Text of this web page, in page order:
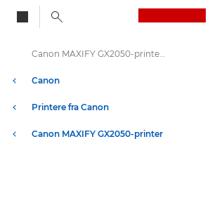
Canon
Printere fra Canon
Canon MAXIFY GX2050-printer
Canon MAXIFY GX2050-printer – Specifikationer